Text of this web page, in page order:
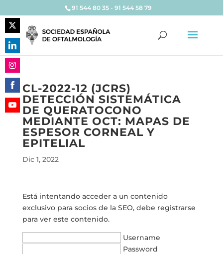
91 544 80 35 - 91 544 58 79
CL-2022-12 (JCRS)
DETECCIÓN SISTEMÁTICA
DE QUERATOCONO
MEDIANTE OCT: MAPAS DE
ESPESOR CORNEAL Y
EPITELIAL
Dic 1, 2022
Está intentando acceder a un contenido
exclusivo para socios de la SEO, debe registrarse
para ver este contenido.
Username
Password
Share
on
Twitter
Share
on
LinkedIn
Share
on
Instagram
Share
on
Facebook
Share
YouTube